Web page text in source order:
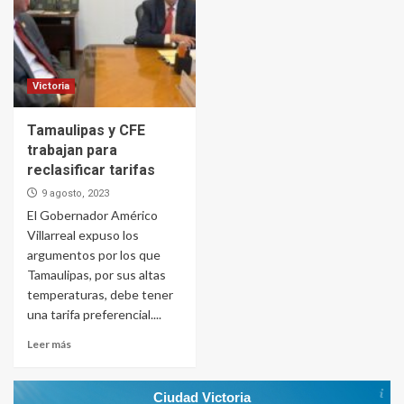
Victoria
Tamaulipas y CFE
trabajan para
reclasificar tarifas
9 agosto, 2023
El Gobernador Américo
Villarreal expuso los
argumentos por los que
Tamaulipas, por sus altas
temperaturas, debe tener
una tarifa preferencial....
Leer más
Ciudad Victoria